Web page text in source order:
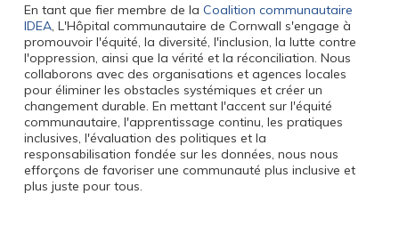
En tant que fier membre de la Coalition communautaire
IDEA, L'Hôpital communautaire de Cornwall s'engage à
promouvoir l'équité, la diversité, l'inclusion, la lutte contre
l'oppression, ainsi que la vérité et la réconciliation. Nous
collaborons avec des organisations et agences locales
pour éliminer les obstacles systémiques et créer un
changement durable. En mettant l'accent sur l'équité
communautaire, l'apprentissage continu, les pratiques
inclusives, l'évaluation des politiques et la
responsabilisation fondée sur les données, nous nous
efforçons de favoriser une communauté plus inclusive et
plus juste pour tous.